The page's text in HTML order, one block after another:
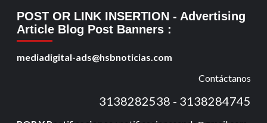
POST OR LINK INSERTION - Advertising
Article Blog Post Banners :
mediadigital-ads@hsbnoticias.com
Contáctanos
3138282538 - 3138284745